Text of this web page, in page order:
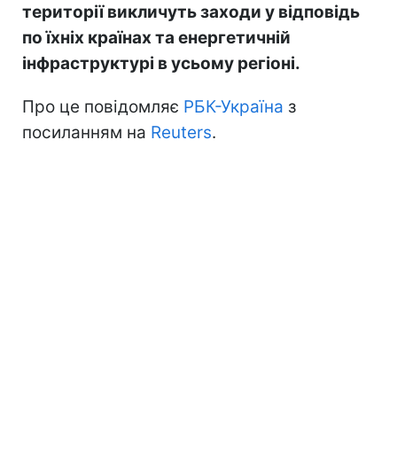
території викличуть заходи у відповідь
по їхніх країнах та енергетичній
інфраструктурі в усьому регіоні.
Про це повідомляє РБК-Україна з
посиланням на Reuters.